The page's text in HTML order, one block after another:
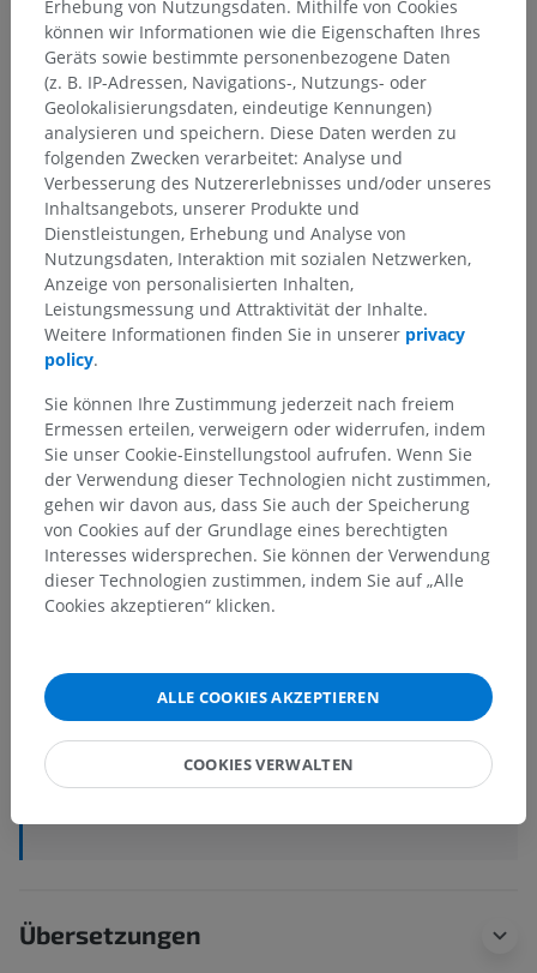
Anatomische Hierarchie
Angiologie Venen> Kraniale Hohlvene
Kostozervikale Vene
Darunterliegende Strukturen:
Übersetzungen
Erhebung von Nutzungsdaten. Mithilfe von Cookies
können wir Informationen wie die Eigenschaften Ihres
Geräts sowie bestimmte personenbezogene Daten
(z. B. IP-Adressen, Navigations-, Nutzungs- oder
Geolokalisierungsdaten, eindeutige Kennungen)
analysieren und speichern. Diese Daten werden zu
folgenden Zwecken verarbeitet: Analyse und
Verbesserung des Nutzererlebnisses und/oder unseres
Inhaltsangebots, unserer Produkte und
Dienstleistungen, Erhebung und Analyse von
Nutzungsdaten, Interaktion mit sozialen Netzwerken,
Anzeige von personalisierten Inhalten,
Leistungsmessung und Attraktivität der Inhalte.
Weitere Informationen finden Sie in unserer privacy
policy.
Sie können Ihre Zustimmung jederzeit nach freiem
Ermessen erteilen, verweigern oder widerrufen, indem
Sie unser Cookie-Einstellungstool aufrufen. Wenn Sie
der Verwendung dieser Technologien nicht zustimmen,
gehen wir davon aus, dass Sie auch der Speicherung
von Cookies auf der Grundlage eines berechtigten
Interesses widersprechen. Sie können der Verwendung
dieser Technologien zustimmen, indem Sie auf „Alle
Cookies akzeptieren“ klicken.
ALLE COOKIES AKZEPTIEREN
COOKIES VERWALTEN